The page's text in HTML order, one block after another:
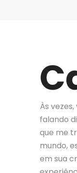
Às
falando
que me
mundo,
em sua